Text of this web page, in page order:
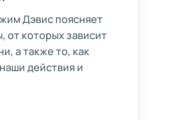
Дэвис поясняет
от которых зависит
а также то, как
действия и